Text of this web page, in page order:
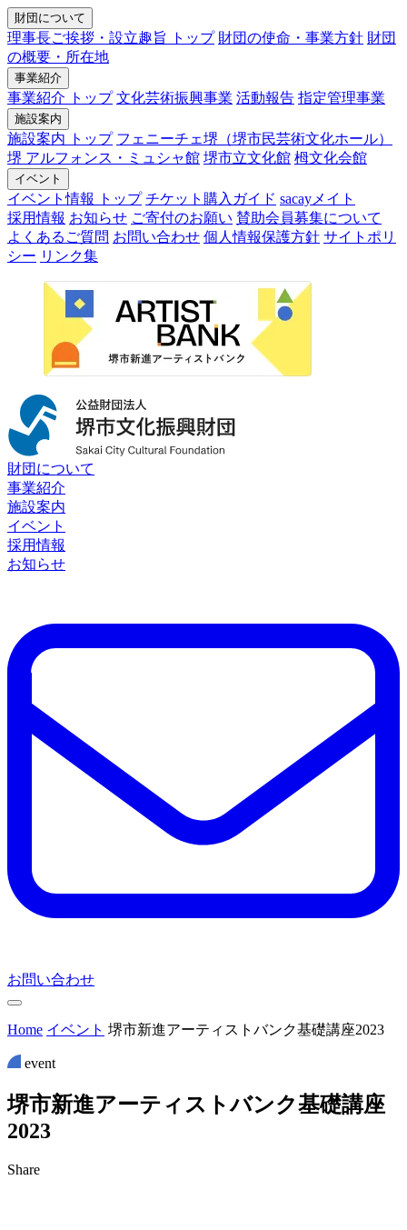
財団について
理事長ご挨拶・設立趣旨 トップ 財団の使命・事業方針 財団
の概要・所在地
事業紹介
事業紹介 トップ 文化芸術振興事業 活動報告 指定管理事業
施設案内
施設案内 トップ フェニーチェ堺（堺市民芸術文化ホール）
堺 アルフォンス・ミュシャ館 堺市立文化館 栂文化会館
イベント
イベント情報 トップ チケット購入ガイド sacayメイト
採用情報 お知らせ ご寄付のお願い 賛助会員募集について
よくあるご質問 お問い合わせ 個人情報保護方針 サイトポリ
シー リンク集
財団について
事業紹介
施設案内
イベント
採用情報
お知らせ
お問い合わせ
Home イベント 堺市新進アーティストバンク基礎講座2023
event
堺市新進アーティス トバンク基礎講座
2023
Share